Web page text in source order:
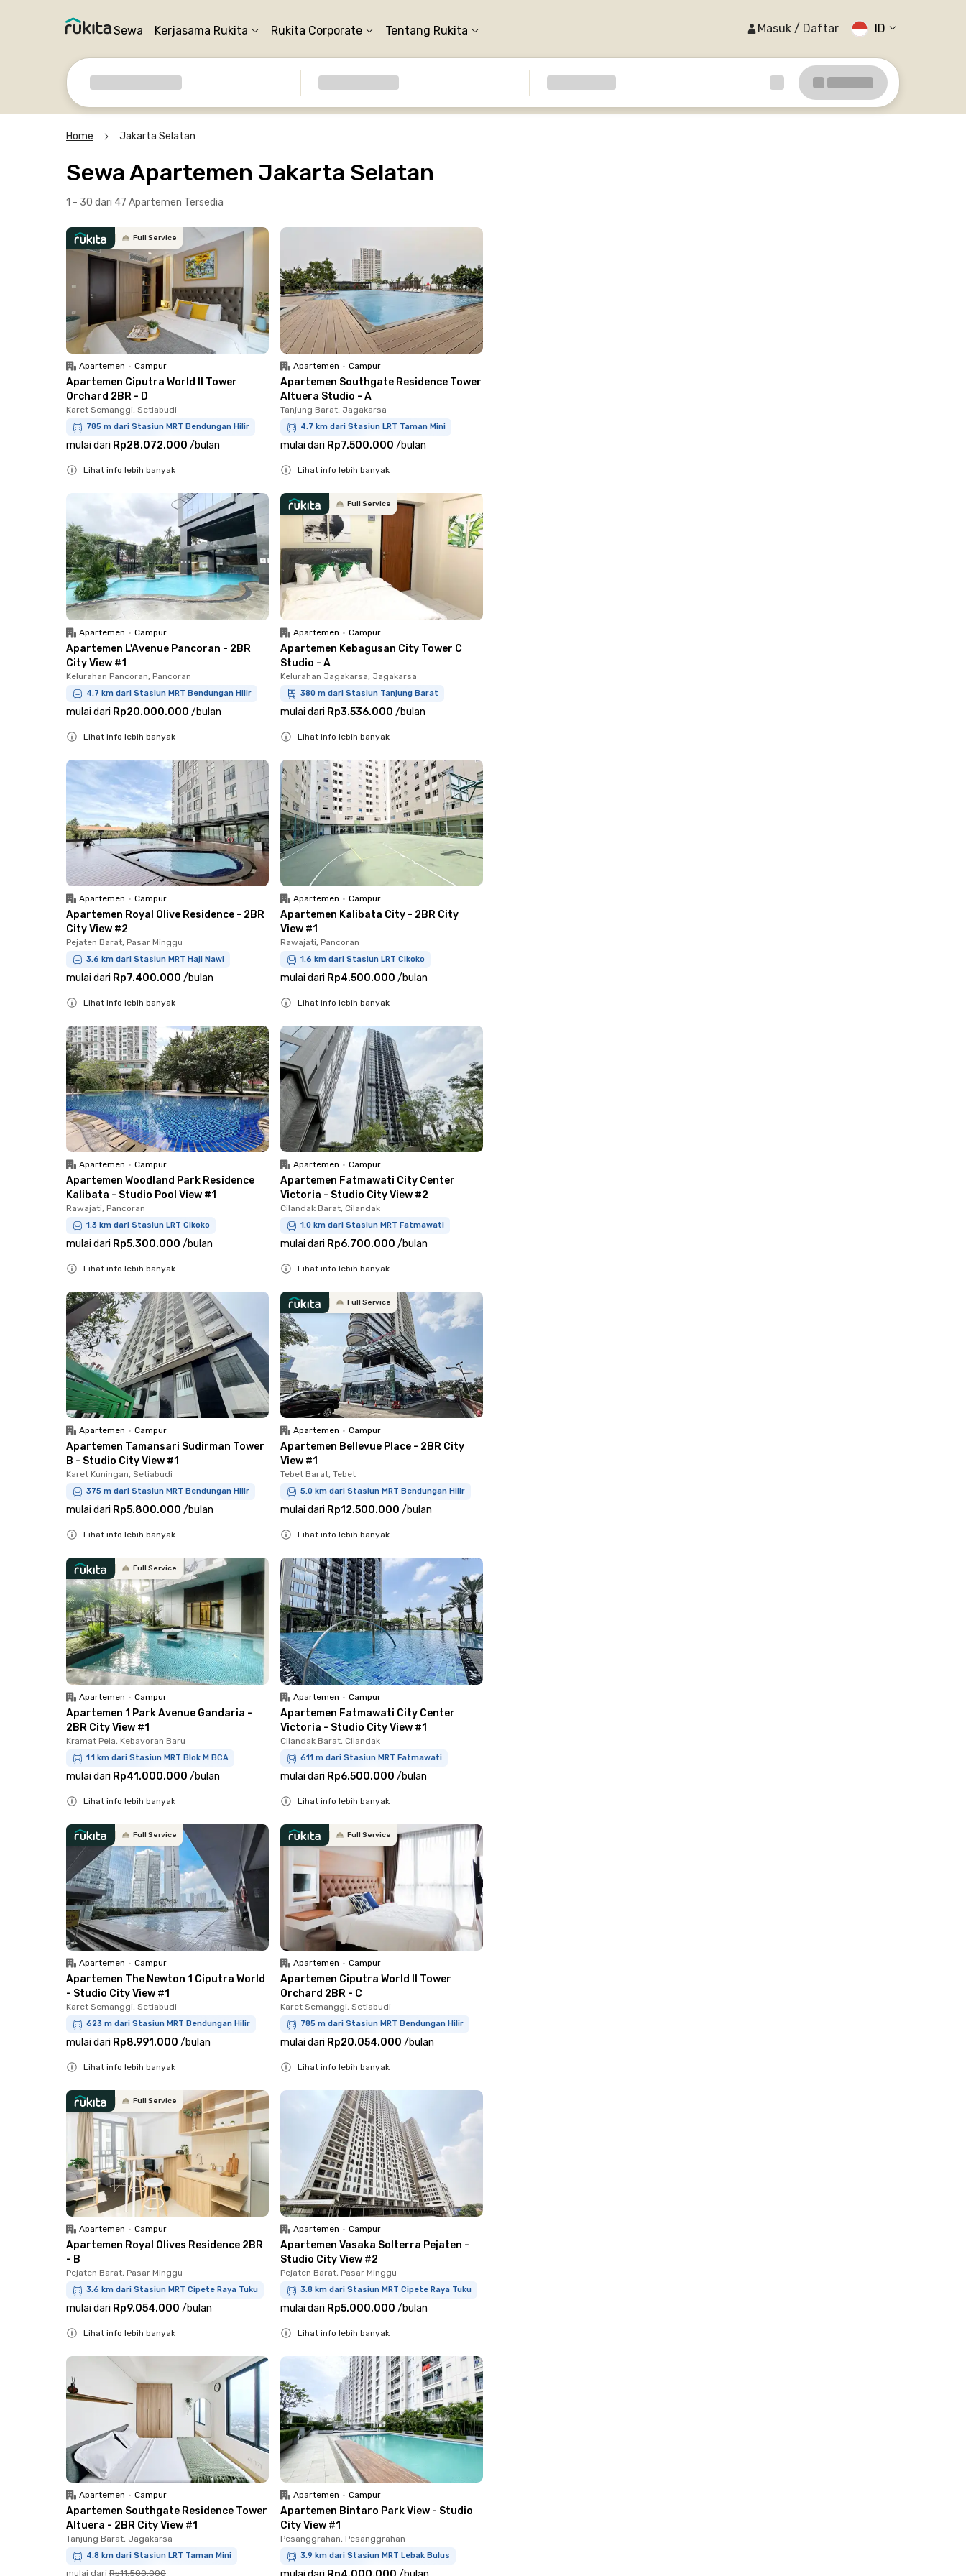
Sewa Kerjasama Rukita Rukita Corporate Tentang Rukita Masuk / Daftar ID
Home Jakarta Selatan
Sewa Apartemen Jakarta Selatan
1 - 30 dari 47 Apartemen Tersedia
Full Service
Apartemen • Campur
Apartemen Ciputra World II Tower
Orchard 2BR - D
Karet Semanggi, Setiabudi
785 m dari Stasiun MRT Bendungan Hilir
mulai dari Rp28.072.000 /bulan
Lihat info lebih banyak
Apartemen • Campur
Apartemen Southgate Residence Tower
Altuera Studio - A
Tanjung Barat, Jagakarsa
4.7 km dari Stasiun LRT Taman Mini
mulai dari Rp7.500.000 /bulan
Lihat info lebih banyak
Apartemen • Campur
Apartemen L'Avenue Pancoran - 2BR
City View #1
Kelurahan Pancoran, Pancoran
4.7 km dari Stasiun MRT Bendungan Hilir
mulai dari Rp20.000.000 /bulan
Lihat info lebih banyak
Full Service
Apartemen • Campur
Apartemen Kebagusan City Tower C
Studio - A
Kelurahan Jagakarsa, Jagakarsa
380 m dari Stasiun Tanjung Barat
mulai dari Rp3.536.000 /bulan
Lihat info lebih banyak
Apartemen • Campur
Apartemen Royal Olive Residence - 2BR
City View #2
Pejaten Barat, Pasar Minggu
3.6 km dari Stasiun MRT Haji Nawi
mulai dari Rp7.400.000 /bulan
Lihat info lebih banyak
Apartemen • Campur
Apartemen Kalibata City - 2BR City
View #1
Rawajati, Pancoran
1.6 km dari Stasiun LRT Cikoko
mulai dari Rp4.500.000 /bulan
Lihat info lebih banyak
Apartemen • Campur
Apartemen Woodland Park Residence
Kalibata - Studio Pool View #1
Rawajati, Pancoran
1.3 km dari Stasiun LRT Cikoko
mulai dari Rp5.300.000 /bulan
Lihat info lebih banyak
Apartemen • Campur
Apartemen Fatmawati City Center
Victoria - Studio City View #2
Cilandak Barat, Cilandak
1.0 km dari Stasiun MRT Fatmawati
mulai dari Rp6.700.000 /bulan
Lihat info lebih banyak
Apartemen • Campur
Apartemen Tamansari Sudirman Tower
B - Studio City View #1
Karet Kuningan, Setiabudi
375 m dari Stasiun MRT Bendungan Hilir
mulai dari Rp5.800.000 /bulan
Lihat info lebih banyak
Full Service
Apartemen • Campur
Apartemen Bellevue Place - 2BR City
View #1
Tebet Barat, Tebet
5.0 km dari Stasiun MRT Bendungan Hilir
mulai dari Rp12.500.000 /bulan
Lihat info lebih banyak
Full Service
Apartemen • Campur
Apartemen 1 Park Avenue Gandaria -
2BR City View #1
Kramat Pela, Kebayoran Baru
1.1 km dari Stasiun MRT Blok M BCA
mulai dari Rp41.000.000 /bulan
Lihat info lebih banyak
Apartemen • Campur
Apartemen Fatmawati City Center
Victoria - Studio City View #1
Cilandak Barat, Cilandak
611 m dari Stasiun MRT Fatmawati
mulai dari Rp6.500.000 /bulan
Lihat info lebih banyak
Full Service
Apartemen • Campur
Apartemen The Newton 1 Ciputra World
- Studio City View #1
Karet Semanggi, Setiabudi
623 m dari Stasiun MRT Bendungan Hilir
mulai dari Rp8.991.000 /bulan
Lihat info lebih banyak
Full Service
Apartemen • Campur
Apartemen Ciputra World II Tower
Orchard 2BR - C
Karet Semanggi, Setiabudi
785 m dari Stasiun MRT Bendungan Hilir
mulai dari Rp20.054.000 /bulan
Lihat info lebih banyak
Full Service
Apartemen • Campur
Apartemen Royal Olives Residence 2BR
- B
Pejaten Barat, Pasar Minggu
3.6 km dari Stasiun MRT Cipete Raya Tuku
mulai dari Rp9.054.000 /bulan
Lihat info lebih banyak
Apartemen • Campur
Apartemen Vasaka Solterra Pejaten -
Studio City View #2
Pejaten Barat, Pasar Minggu
3.8 km dari Stasiun MRT Cipete Raya Tuku
mulai dari Rp5.000.000 /bulan
Lihat info lebih banyak
Apartemen • Campur
Apartemen Southgate Residence Tower
Altuera - 2BR City View #1
Tanjung Barat, Jagakarsa
4.8 km dari Stasiun LRT Taman Mini
mulai dari Rp11.500.000
Apartemen • Campur
Apartemen Bintaro Park View - Studio
City View #1
Pesanggrahan, Pesanggrahan
3.9 km dari Stasiun MRT Lebak Bulus